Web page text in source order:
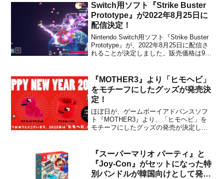
Switch用ソフト『Strike Buster
Prototype』が2022年8月25日に
配信決定！
Nintendo Switch用ソフト『Strike Buster
Prototype』が、2022年8月25日に配信さ
れることが決定しました。販売価格は900
を集め、さまざまなエネミーと強力なボ
スを倒し...
『MOTHER3』より「ヒモヘビ」
をモチーフにしたグッズが発売決
定！
ほぼ日が、ゲームボーイアドバンスソフ
ト『MOTHER3』より、「ヒモヘビ」を
モチーフにしたグッズの発売が決定した
ター「ヒモヘビ」が、満を持して初めて
の商品化！今回商品化が行われるのは、
「マグネットマスコッ...
『スーパーマリオ パーティ』と
『Joy-Con』がセットになった特
別バンドルが韓国向けとして発売